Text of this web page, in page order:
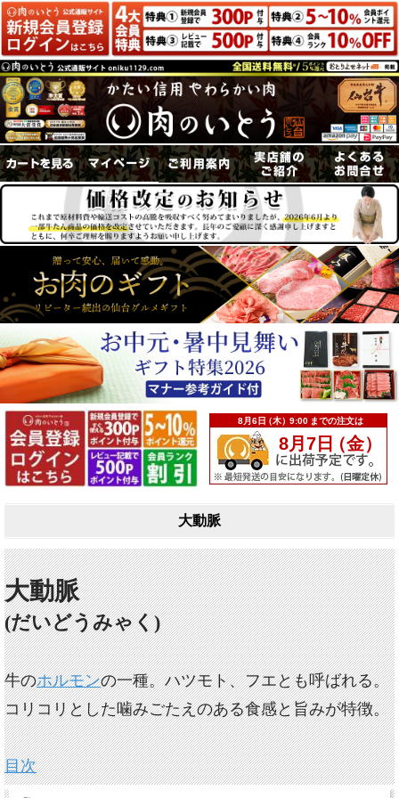
大動脈
大動脈
(だいどうみゃく)
牛のホルモンの一種。ハツモト、フエとも呼ばれる。
コリコリとした噛みごたえのある食感と旨みが特徴。
目次